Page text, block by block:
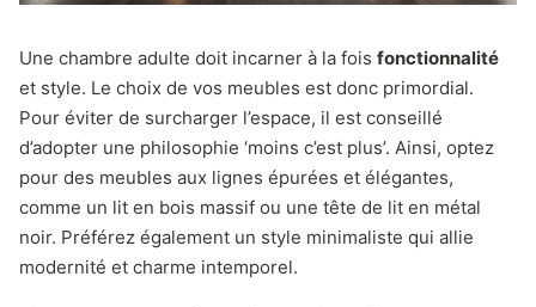
Une chambre adulte doit incarner à la fois fonctionnalité
et style. Le choix de vos meubles est donc primordial.
Pour éviter de surcharger l’espace, il est conseillé
d’adopter une philosophie ‘moins c’est plus’. Ainsi, optez
pour des meubles aux lignes épurées et élégantes,
comme un lit en bois massif ou une tête de lit en métal
noir. Préférez également un style minimaliste qui allie
modernité et charme intemporel.